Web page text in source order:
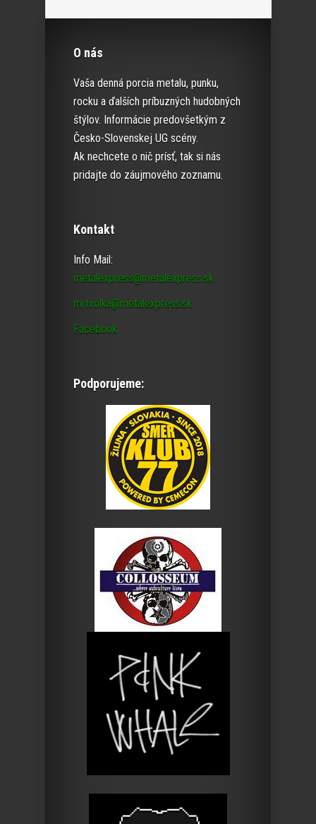
O nás
Vaša denná porcia metalu, punku,
rocku a ďalších príbuzných hudobných
štýlov. Informácie predovšetkým z
Česko-Slovenskej UG scény.
Ak nechcete o nič prísť, tak si nás
pridajte do záujmového zoznamu.
Kontakt
Info Mail:
metalexpress@metalexpress.sk
mrtvolka@metalexpress.sk
Facebook
Podporujeme: